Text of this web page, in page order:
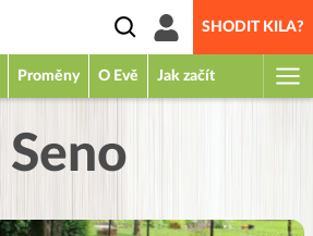
SHODIT KILA?
Proměny O Evě Jak začít
Seno